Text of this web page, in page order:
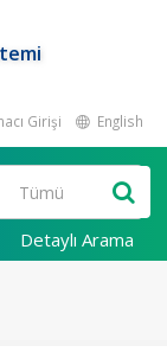
Girişi English
Detaylı Arama